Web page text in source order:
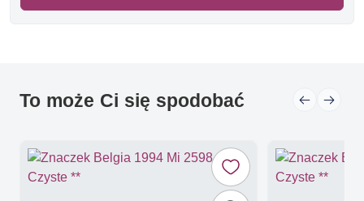
To może Ci się spodobać